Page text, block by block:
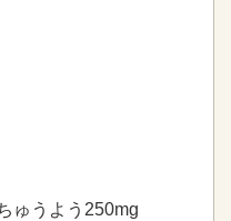
ゅうよう250mg